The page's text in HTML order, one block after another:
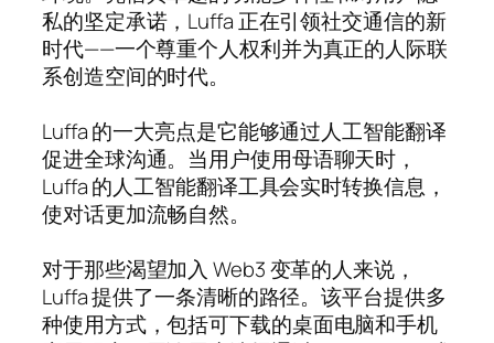
私的坚定承诺，Luffa 正在引领社交通信的新
时代——一个尊重个人权利并为真正的人际联
系创造空间的时代。
Luffa 的一大亮点是它能够通过人工智能翻译
促进全球沟通。当用户使用母语聊天时，
Luffa 的人工智能翻译工具会实时转换信息，
使对话更加流畅自然。
对于那些渴望加入 Web3 变革的人来说，
Luffa 提供了一条清晰的路径。该平台提供多
种使用方式，包括可下载的桌面电脑和手机